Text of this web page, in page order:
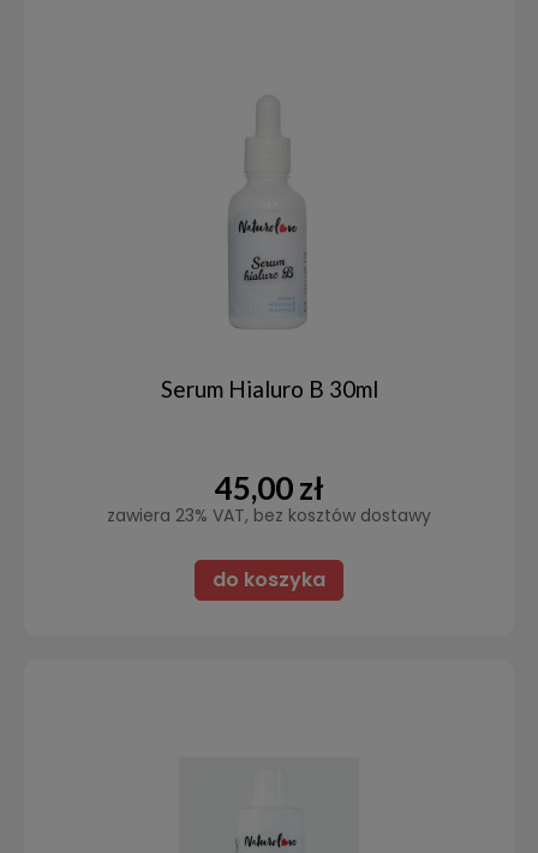
Serum Hialuro B 30ml
45,00 zł
zawiera 23% VAT, bez kosztów dostawy
do koszyka